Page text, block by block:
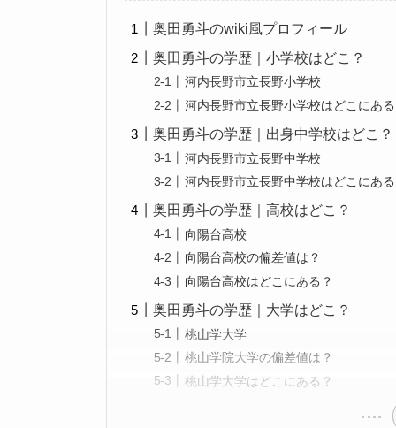
奥田勇斗のwiki風プロフィール
奥田勇斗の学歴｜小学校はどこ？
河内長野市立長野小学校
河内長野市立長野小学校はどこにあ
奥田勇斗の学歴｜出身中学校はどこ？
河内長野市立長野中学校
河内長野市立長野中学校はどこにあ
奥田勇斗の学歴｜高校はどこ？
向陽台高校
向陽台高校の偏差値は？
向陽台高校はどこにある？
奥田勇斗の学歴｜大学はどこ？
桃山学大学
桃山学院大学の偏差値は？
桃山学大学はどこにある？